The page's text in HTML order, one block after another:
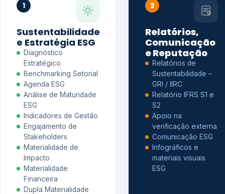
1
Sustentabilidade
e Estratégia ESG
Diagnóstico
Estratégico
Benchmarking Setorial
Agenda ESG
Análise de Maturidade
ESG
Indicadores de Gestão
Engajamento de
Stakeholders
Materialidade de
Impacto
Materialidade
Financeira
Dupla Materialidade
2
Relatórios,
Comunicação
e Reputação
Relatórios de
Sustentabilidade –
GRI / IIRC
Relatório IFRS S1 e
S2
Apoio na
verificação externa
Comunicação ESG
Infográficos e
materiais visuais
ESG